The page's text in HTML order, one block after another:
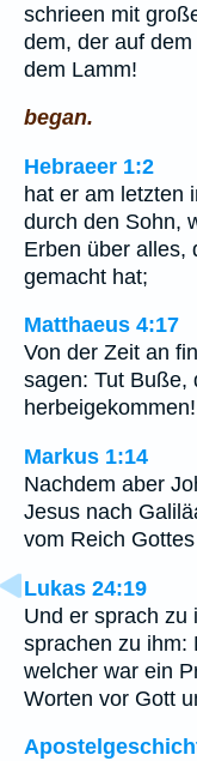
schrieen mit
dem, der auf
dem Lamm!
began.
Hebraeer 1:2
hat er am letzten
durch den Sohn,
Erben über alles,
gemacht hat;
Matthaeus 4:17
Von der Zeit an
sagen: Tut Buße,
herbeigekommen!
Markus 1:14
Nachdem aber
Jesus nach
vom Reich Gottes
Lukas 24:19
Und er sprach zu
sprachen zu ihm:
welcher war ein
Worten vor Gott